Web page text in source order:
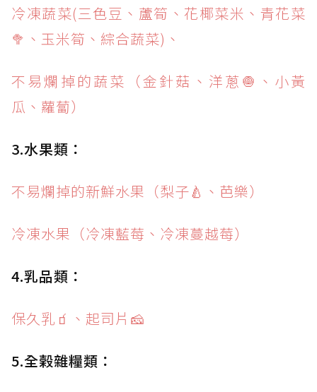
冷凍蔬菜(三色豆、蘆筍、花椰菜米、青花菜
🥦、玉米筍、綜合蔬菜)、
不易爛掉的蔬菜（金針菇、洋蔥🧅、小黃
瓜、蘿蔔）
3.水果類：
不易爛掉的新鮮水果（梨子🍐、芭樂）
冷凍水果（冷凍藍莓、冷凍蔓越莓）
4.乳品類：
保久乳🧃、起司片🧀️
5.全榖雜糧類：